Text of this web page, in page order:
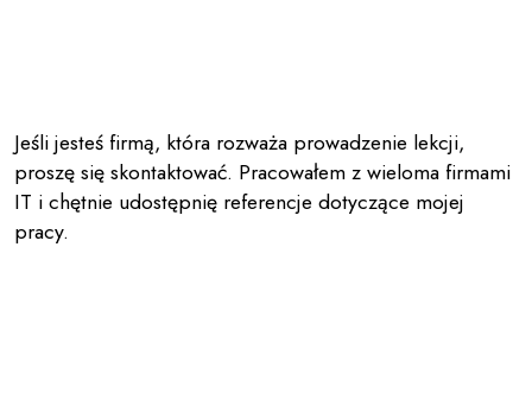
Jeśli jesteś firmą, która rozważa prowadzenie lekcji,
proszę się skontaktować. Pracowałem z wieloma firmami
IT i chętnie udostępnię referencje dotyczące mojej
pracy.